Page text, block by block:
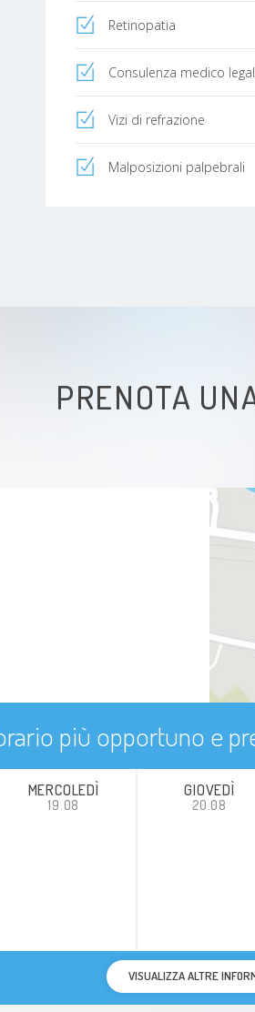
Retinopatia
Consulenza medico
Vizi di refrazione
Malposizioni palpebrali
PRENOTA
più opportuno e
MERCOLEDÌ
19.08
GIOVEDÌ
20.08
VISUALIZZA ALTRE